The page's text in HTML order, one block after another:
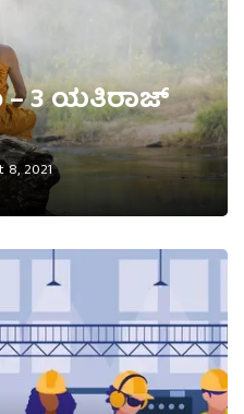
– 3 ಯತಿರಾಜ್‌
2021